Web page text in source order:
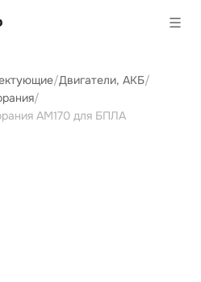
/Двигатели, АКБ/
/
АМ170 для БПЛА